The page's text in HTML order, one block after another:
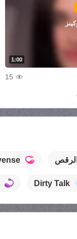
1:00
15
الرقص
Dirty Talk